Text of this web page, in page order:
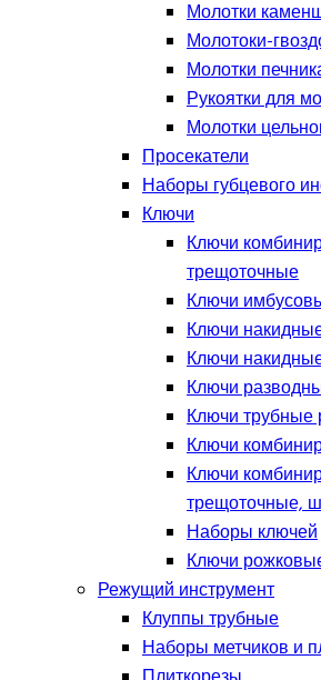
Молотки
Молотоки-
Молотки
Рукоятки для
Молотки
Просекатели
Наборы губцевого
Ключи
Ключи
трещоточные
Ключи
Ключи
Ключи
Ключи
Ключи
Ключи
Ключи
трещоточные,
Наборы ключей
Ключи
Режущий инструмент
Клуппы трубные
Наборы метчиков и